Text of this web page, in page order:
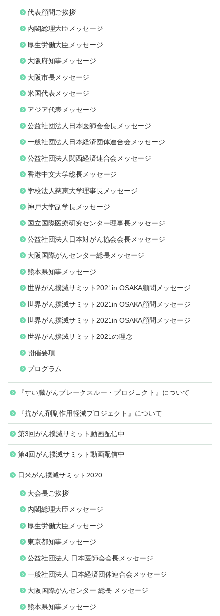
代表顧問ご挨拶
内閣総理大臣メッセージ
厚生労働大臣メッセージ
大阪府知事メッセージ
大阪市長メッセージ
米国代表メッセージ
アジア代表メッセージ
公益社団法人日本医師会会長メッセージ
一般社団法人日本経済団体連合会メッセージ
公益社団法人関西経済連合会メッセージ
香港中文大学総長メッセージ
学校法人慈恵大学理事長メッセージ
神戸大学副学長メッセージ
国立国際医療研究センター理事長メッセージ
公益社団法人日本対がん協会会長メッセージ
大阪国際がんセンター総長メッセージ
熊本県知事メッセージ
世界がん撲滅サミット2021in OSAKA顧問メッセージ
世界がん撲滅サミット2021in OSAKA顧問メッセージ
世界がん撲滅サミット2021in OSAKA顧問メッセージ
世界がん撲滅サミット2021の理念
開催要項
プログラム
『すい臓がんブレークスルー・プロジェクト』について
『抗がん剤副作用軽減プロジェクト』について
第3回がん撲滅サミット動画配信中
第4回がん撲滅サミット動画配信中
日米がん撲滅サミット2020
大会長ご挨拶
内閣総理大臣メッセージ
厚生労働大臣メッセージ
東京都知事メッセージ
公益社団法人 日本医師会会長メッセージ
一般社団法人 日本経済団体連合会メッセージ
大阪国際がんセンター 総長 メッセージ
熊本県知事メッセージ